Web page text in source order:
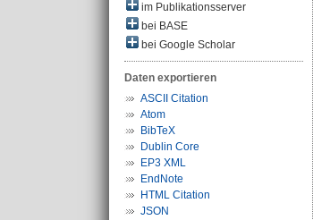
im Publikationsserver
bei BASE
bei Google Scholar
Daten exportieren
ASCII Citation
Atom
BibTeX
Dublin Core
EP3 XML
EndNote
HTML Citation
JSON